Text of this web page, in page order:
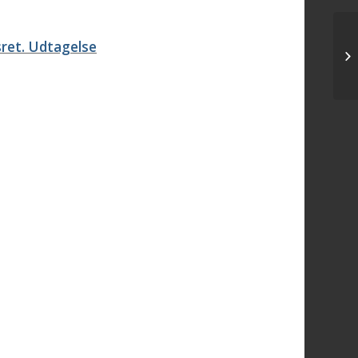
Udtagelse